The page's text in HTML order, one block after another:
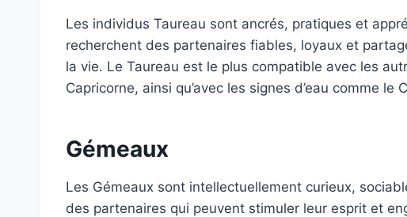
Les individus Taureau sont ancrés, pratiques et
recherchent des partenaires fiables, loyaux et
la vie. Le Taureau est le plus compatible avec les
Capricorne, ainsi qu’avec les signes d’eau comme le
Gémeaux
Les Gémeaux sont intellectuellement curieux,
des partenaires qui peuvent stimuler leur esprit et